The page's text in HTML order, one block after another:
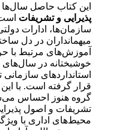
این کتاب حاصل سال‌ها
پذیرایی و تشریفات
سازمان‌ها، ادارات
میهمانداران در دل
آموزش‌های مرتبط با
خوشبختانه در سال‌های
استانداردهای
قرار گرفته است. با
گروه هنوز احساس
تشریفات و اصول
محیط‌های اداری با